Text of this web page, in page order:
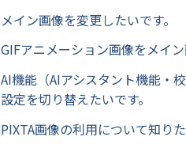
メイン画像を変更したいです。
GIFアニメーション画像をメイ
AI機能（AIアシスタント機能・
設定を切り替えたいです。
PIXTA画像の利用について知りた